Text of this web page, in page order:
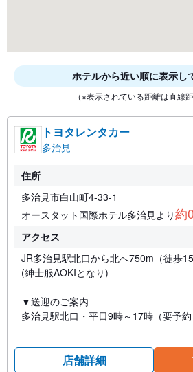
ホテルから近い順に表示し
（※表示されている距離は直線
トヨタレンタカー
多治見
住所
多治見市白山町4-33-1
オースタット国際ホテル多治見より約
アクセス
JR多治見駅北口から北へ750m（徒歩
(紳士服AOKIとなり)
▼送迎のご案内
多治見駅北口・平日9時～17時（要予約
店舗詳細